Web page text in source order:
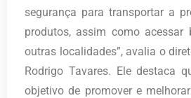
segurança para transportar a
produtos, assim como acessar
outras localidades”, avalia o
Rodrigo Tavares. Ele destaca
objetivo de promover e